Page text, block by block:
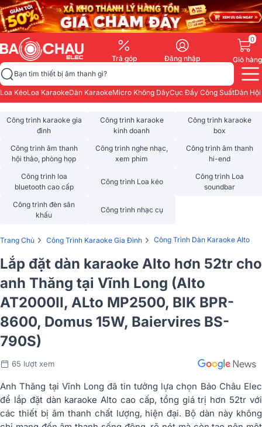
Trả góp Đăng nhập
0
Giỏ hàng
Bạn tìm thiết bị âm thanh gì?
Loa KéoLoa KaraokeDàn KaraokeMicro Không DâyCục Đẩy Công SuấtDàn
Công trình karaoke gia
đình
Công trình karaoke
kinh doanh
Công trình karaoke
box
Công trình âm thanh
hội thảo, phòng họp
Công trình nghe nhạc,
xem phim
Công trình âm thanh
hi-end
Công trình loa
bluetooth cao cấp
Công trình Loa kéo
Công trình Loa
soundbar
Công trình đèn sân
khấu
Công trình nhạc cụ
Trang Chủ › Công Trình Karaoke Gia Đình › Công Trình Dàn Karaoke Alto
Lắp đặt dàn karaoke Alto hơn 52tr cho
anh Thăng tại Vĩnh Long (Alto
AT2000II, ALto MP2500, BIK BPR-
8600, Domus 15W, Baiervires BS-
790S)
65 lượt xem
Anh Thăng tại Vĩnh Long đã tin tưởng lựa chọn Bảo Châu Elec
để lắp đặt dàn karaoke Alto cao cấp, tổng giá trị hơn 52tr với
các thiết bị âm thanh chất lượng, hiện đại. Bộ dàn này không